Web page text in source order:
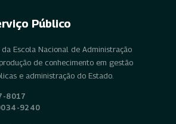
Público
Escola Nacional de Administração
de conhecimento em gestão
e administração do Estado.
8017
9240